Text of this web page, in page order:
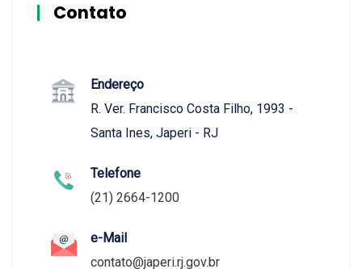
Contato
Endereço
R. Ver. Francisco Costa Filho, 1993 -
Santa Ines, Japeri - RJ
Telefone
(21) 2664-1200
e-Mail
contato@japeri.rj.gov.br